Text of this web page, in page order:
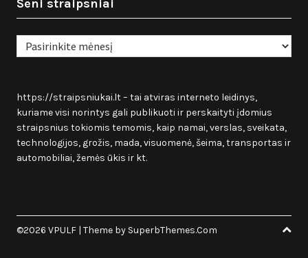
Seni straipsniai
Seni
straipsniai
https://straipsniukai.lt– tai atviras interneto leidinys,
kuriame visi norintys gali publikuoti ir perskaityti įdomius
straipsnius tokiomis temomis, kaip namai, verslas, sveikata,
technologijos, grožis, mada, visuomenė, šeima, transportas ir
automobiliai, žemės ūkis ir kt.
©2026 VPULF | Theme by SuperbThemes.Com